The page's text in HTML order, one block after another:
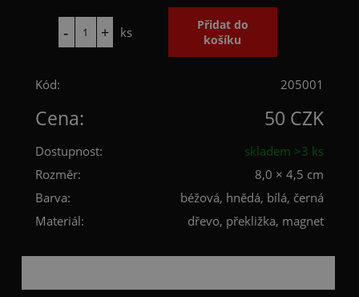
ks
Kód: 205001
Cena: 50 CZK
Dostupnost:
skladem >3 ks
Rozměr:
8,0 × 4,5 cm
Barva:
béžová, hnědá, bílá, černá
Materiál:
dřevo, překližka, magnet